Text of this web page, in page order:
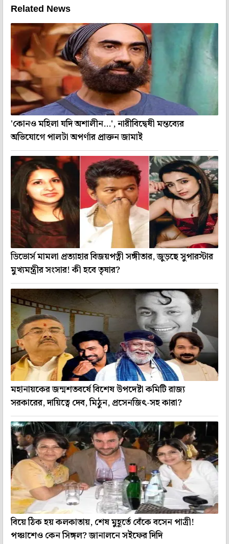
Related News
'কোনও মহিলা যদি অশালীন...', নারীবিদ্বেষী মন্তব্যের
অভিযোগে পালটা অপর্ণার প্রাক্তন জামাই
ডিভোর্স মামলা প্রত্যাহার বিজয়পত্নী সঙ্গীতার, জুড়ছে সুপারস্টার
মুখ্যমন্ত্রীর সংসার! কী হবে তৃষার?
মহানায়কের জন্মশতবর্ষে বিশেষ উপদেষ্টা কমিটি রাজ্য
সরকারের, দায়িত্বে দেব, মিঠুন, প্রসেনজিৎ-সহ কারা?
বিয়ে ঠিক হয় কলকাতায়, শেষ মুহূর্তে বেঁকে বসেন পাত্রী!
পঞ্চাশেও কেন সিঙ্গল? জানালনে সইফের দিদি